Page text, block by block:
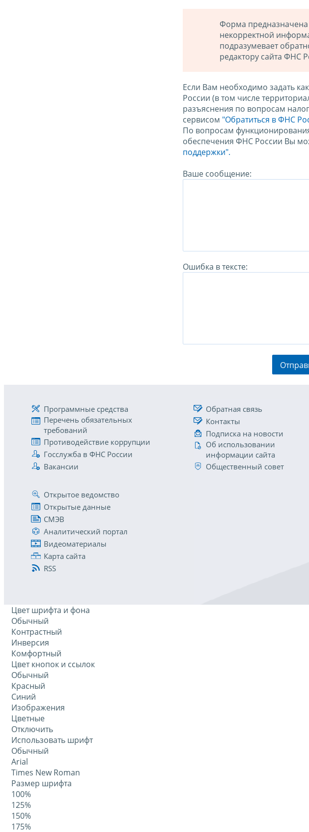
Форма
некорректной
подразумевает
редактору сайта ФНС
Если Вам необходимо задать
России (в том числе
разъяснения по вопросам
сервисом "Обратиться в ФНС
По вопросам
обеспечения ФНС России Вы
поддержки".
Ваше сообщение:
Ошибка в тексте:
Программные средства
Перечень обязательных
требований
Противодействие коррупции
Госслужба в ФНС России
Вакансии
Обратная связь
Контакты
Подписка на новости
Об использовании
информации сайта
Общественный совет
Открытое ведомство
Открытые данные
СМЭВ
Аналитический портал
Видеоматериалы
Карта сайта
RSS
Цвет шрифта и фона
Обычный
Контрастный
Инверсия
Комфортный
Цвет кнопок и ссылок
Обычный
Красный
Синий
Изображения
Цветные
Отключить
Использовать шрифт
Обычный
Arial
Times New Roman
Размер шрифта
100%
125%
150%
175%